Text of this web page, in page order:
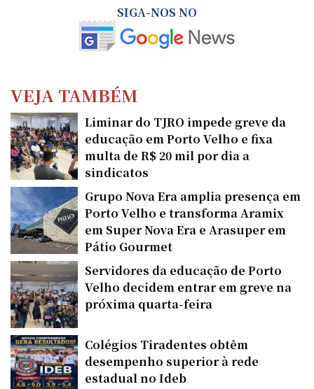
SIGA-NOS NO
VEJA TAMBÉM
Liminar do TJRO impede greve da
educação em Porto Velho e fixa
multa de R$ 20 mil por dia a
sindicatos
Grupo Nova Era amplia presença em
Porto Velho e transforma Aramix
em Super Nova Era e Arasuper em
Pátio Gourmet
Servidores da educação de Porto
Velho decidem entrar em greve na
próxima quarta-feira
Colégios Tiradentes obtêm
desempenho superior à rede
estadual no Ideb